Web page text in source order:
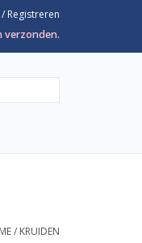
Registreren
verzonden.
/ KRUIDEN